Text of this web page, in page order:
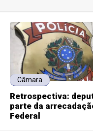
Câmara
Retrospectiva:
parte da
Federal